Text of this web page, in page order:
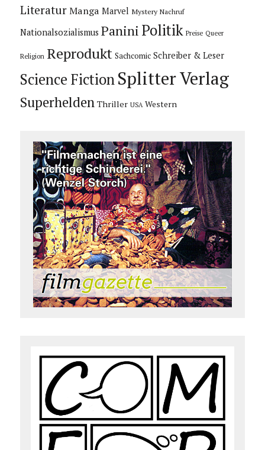
Literatur Manga Marvel Mystery Nachruf
Nationalsozialismus Panini Politik Preise Queer
Religion Reprodukt Sachcomic Schreiber & Leser
Science Fiction Splitter Verlag
Superhelden Thriller USA Western